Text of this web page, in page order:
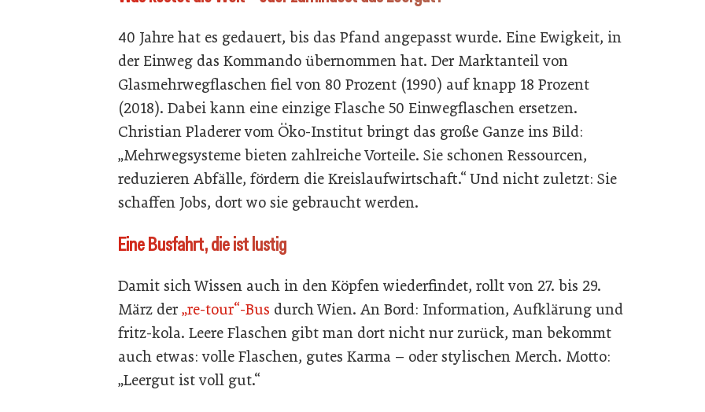
40 Jahre hat es gedauert, bis das Pfand angepasst wurde. Eine Ewigkeit, in
der Einweg das Kommando übernommen hat. Der Marktanteil von
Glasmehrwegflaschen fiel von 80 Prozent (1990) auf knapp 18 Prozent
(2018). Dabei kann eine einzige Flasche 50 Einwegflaschen ersetzen.
Christian Pladerer vom Öko-Institut bringt das große Ganze ins Bild:
„Mehrwegsysteme bieten zahlreiche Vorteile. Sie schonen Ressourcen,
reduzieren Abfälle, fördern die Kreislaufwirtschaft.“ Und nicht zuletzt: Sie
schaffen Jobs, dort wo sie gebraucht werden.
Eine Busfahrt, die ist lustig
Damit sich Wissen auch in den Köpfen wiederfindet, rollt von 27. bis 29.
März der „re-tour“-Bus durch Wien. An Bord: Information, Aufklärung und
fritz-kola. Leere Flaschen gibt man dort nicht nur zurück, man bekommt
auch etwas: volle Flaschen, gutes Karma – oder stylischen Merch. Motto:
„Leergut ist voll gut.“